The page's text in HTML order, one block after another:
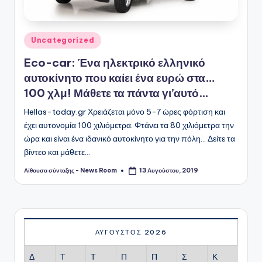
Αναρτήθηκε
σε
Uncategorized
Eco-car: Ένα ηλεκτρικό ελληνικό
αυτοκίνητο που καίει ένα ευρώ στα…
100 χλμ! Μάθετε τα πάντα γι’αυτό…
Hellas-today.gr Χρειάζεται μόνο 5-7 ώρες φόρτιση και
έχει αυτονομία 100 χιλιόμετρα. Φτάνει τα 80 χιλιόμετρα την
ώρα και είναι ένα ιδανικό αυτοκίνητο για την πόλη... Δείτε τα
βίντεο και μάθετε…
Συγγραφέας:
Αίθουσα σύνταξης - News Room 13 Αυγούστου, 2019
ΑΎΓΟΥΣΤΟΣ 2026
Δ Τ Τ Π Π Σ Κ